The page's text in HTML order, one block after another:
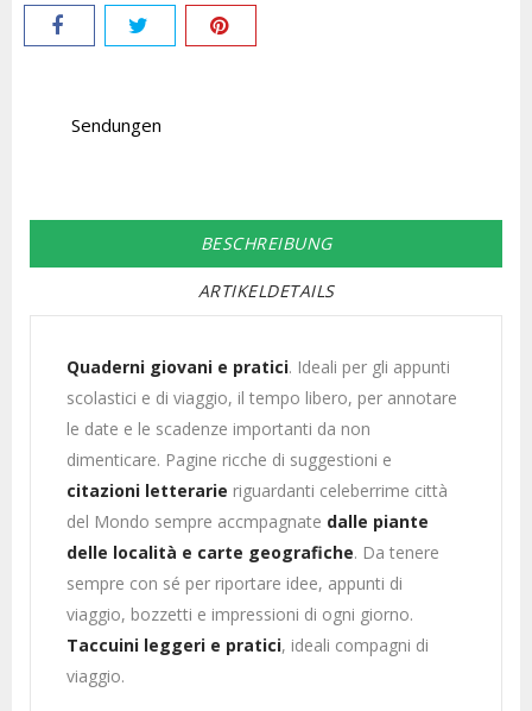
Sendungen
BESCHREIBUNG
ARTIKELDETAILS
Quaderni giovani e pratici. Ideali per gli appunti
scolastici e di viaggio, il tempo libero, per annotare
le date e le scadenze importanti da non
dimenticare. Pagine ricche di suggestioni e
citazioni letterarie riguardanti celeberrime città
del Mondo sempre accmpagnate dalle piante
delle località e carte geografiche. Da tenere
sempre con sé per riportare idee, appunti di
viaggio, bozzetti e impressioni di ogni giorno.
Taccuini leggeri e pratici, ideali compagni di
viaggio.